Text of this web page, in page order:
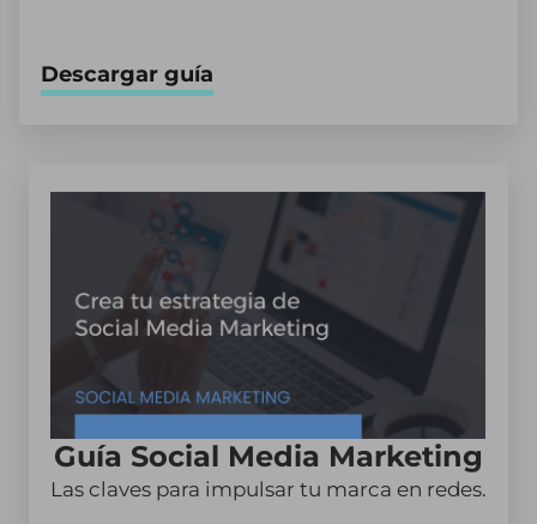
Descargar guía
Guía Social Media Marketing
Las claves para impulsar tu marca en redes.